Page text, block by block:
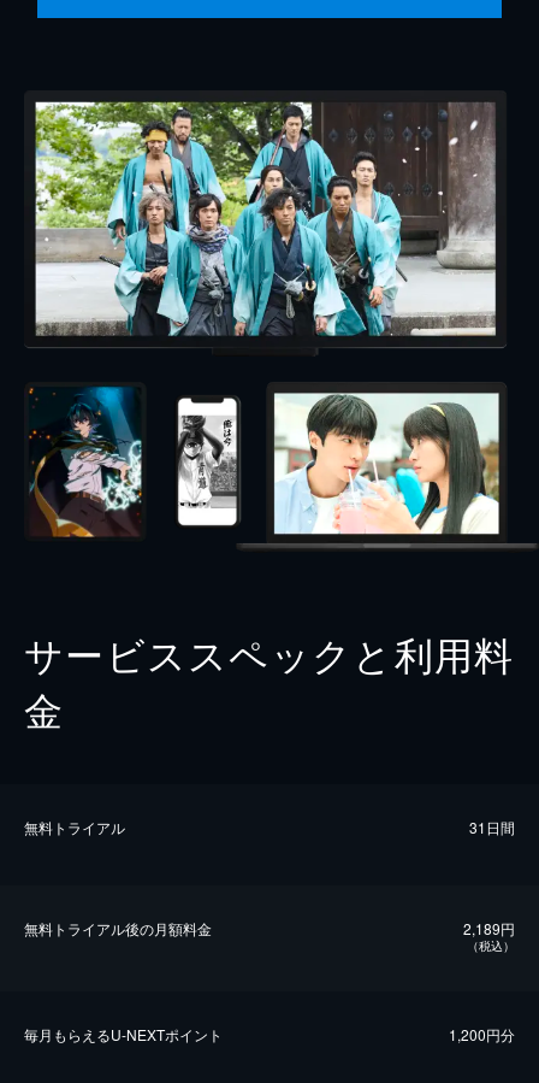
サービススペックと利用料
金
無料トライアル 31日間
無料トライアル後の⽉額料金 2,189円
（税込）
毎⽉もらえるU-NEXTポイント 1,200円分